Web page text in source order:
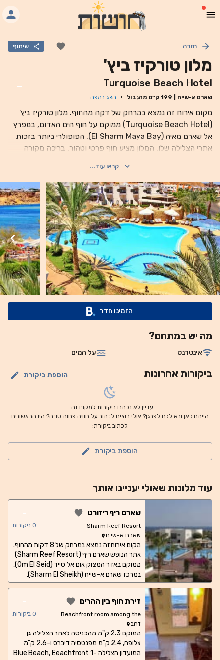
חזרה שיתוף
מלון טורקיז ביץ'
Turquoise Beach Hotel
שארם א-שייח 199 ק״מ מהגבול · הצג במפה
-
מקום אירוח זה נמצא במרחק של דקה מהחוף. מלון טורקיז ביץ'
(Turquoise Beach Hotel) ממוקם על חוף הים האדום, במפרץ
אל שארם מאיה (El Sharm Maya Bay), הפופולרי ביותר בזכות
אתרי הצלילה שלו. המלון מציע חוף פרטי וטהור, בריכה מקורה
לגינה, לים או לבריכה, וכל יחידה כוללת טלוויזיה בלוויין, ארון בגדים
וטלפון. הדירה כוללת חדר מגורים עם ספה, בעוד שחלק מהחדרים
כוללים מרפסת או פאטיו. המסעדה הראשית מגישה שלוש ארוחות
ביום, בהן ארוחת בוקר, צהריים וערב. ארוחת בוקר בסגנון מזנון
מוגשת מדי יום, ואילו התמחויות א-לה קארט מוגשות בערב. שירות
חדרים זמין 24 שעות ביממה. אורחים שרוצים לקחת שיעורי צלילה
יכולים לבחור את השירותים המקצועיים המוצעים על ידי מרכז
הצלילה במלון. ספורט מים זמין באתר כולל שנורקלינג וגלישת רוח,
וניתן להזמין גם טיפולי עיסוי מרגיעים על פי בקשה. השוק העתיק
בשארם א שייח' (Sharm El Sheikh) ממוקם במרחק של 500
מטרים הליכה, ונמל התעופה שארם א שייח' נמצא במרחק 20
דקות נסיעה. הסעה מ/אל נמל התעופה זמינה על פי בקשה.
קראו עוד...
הזמינו חדר
מה יש במתחם?
אינטרנט על המים
ביקורות אחרונות הוספת ביקורת
עדיין לא נכתבו ביקורות למקום זה...
הייתם כאן ובא לכם לפרגן? אולי רוצים לכתוב על חוויה פחות טובה? היו הראשונים
לכתוב ביקורת:
הוספת ביקורת
עוד מלונות שאולי יעניינו אותך
שארם ריף ריזורט
Sharm Reef Resort
שארם א-שייח
-
0 ביקורות
מקום אירוח זה נמצא במרחק של 8 דקות מהחוף.
אתר הנופש שארם ריף (Sharm Reef Resort)
ממוקם באזור המצוק אום אל סייד (Om El Seid),
במרכז שארם א-שייח (Sharm El Sheikh),
ומציע חוף פרטי ושתי בריכות חיצוניות עם טרסה
במרחק 10 דקות נסיעה, וקניון איל מרקאטו (Il
Mercato Mall) נמצא במרחק הליכה קצרה
לגינה או לבריכה ומיזוג אוויר, וחלקם מציעים גם
מטבח עם פינת אוכל. בבוקר מוגש במקום מזנון
ארוחת בוקר. מסעדת המלון מגישה ארוחות
דירת חוף בין ההרים
Beachfront room among the
Mountains
דהב
-
0 ביקורות
ממוקם 2.3 ק"מ מהכניסה לאתר הצלילה גן
צלופח, 2.4 ק"מ מפנטסיה דיברס ו-2.6 ק"מ
ממועדון הצלילה Blue Beach, Beachfront 1-